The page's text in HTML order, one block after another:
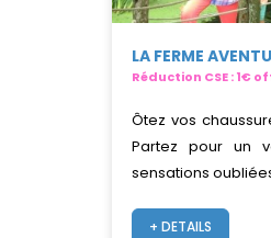
LA FERME
Réduction CSE : 1€
Ôtez vos
Partez pour un
sensations
+ DETAILS